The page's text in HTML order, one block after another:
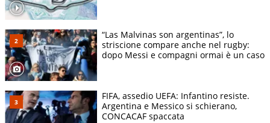
“Las Malvinas son argentinas”, lo
striscione compare anche nel rugby:
dopo Messi e compagni ormai è un caso
FIFA, assedio UEFA: Infantino resiste.
Argentina e Messico si schierano,
CONCACAF spaccata